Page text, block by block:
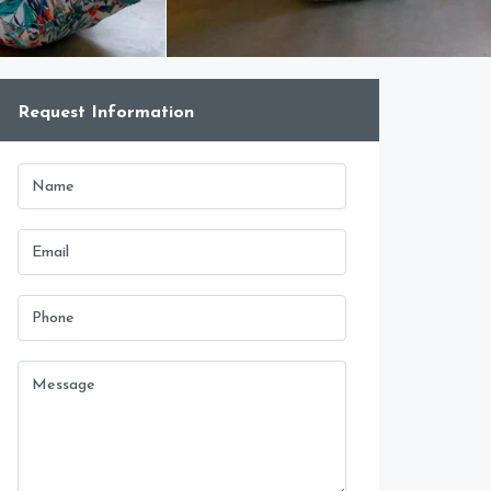
Request Information